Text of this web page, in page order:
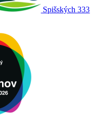
Spišských 333